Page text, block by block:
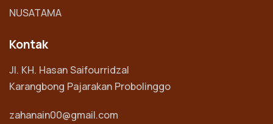
NUSATAMA
Kontak
Jl. KH. Hasan Saifourridzal
Karangbong Pajarakan Probolinggo
zahanain00@gmail.com